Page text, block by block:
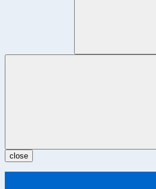
close